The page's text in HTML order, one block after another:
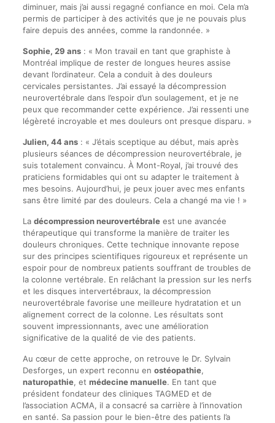
diminuer, mais j’ai aussi regagné confiance en moi. Cela m’a
permis de participer à des activités que je ne pouvais plus
faire depuis des années, comme la randonnée. »
Sophie, 29 ans: « Mon travail en tant que graphiste à
Montréal implique de rester de longues heures assise
devant l’ordinateur. Cela a conduit à des douleurs
cervicales persistantes. J’ai essayé la décompression
neurovertébrale dans l’espoir d’un soulagement, et je ne
peux que recommander cette expérience. J’ai ressenti une
légèreté incroyable et mes douleurs ont presque disparu. »
Julien, 44 ans: « J’étais sceptique au début, mais après
plusieurs séances de décompression neurovertébrale, je
suis totalement convaincu. À Mont-Royal, j’ai trouvé des
praticiens formidables qui ont su adapter le traitement à
mes besoins. Aujourd’hui, je peux jouer avec mes enfants
sans être limité par des douleurs. Cela a changé ma vie ! »
La décompression neurovertébraleest une avancée
thérapeutique qui transforme la manière de traiter les
douleurs chroniques. Cette technique innovante repose
sur des principes scientifiques rigoureux et représente un
espoir pour de nombreux patients souffrant de troubles de
la colonne vertébrale. En relâchant la pression sur les nerfs
et les disques intervertébraux, la décompression
neurovertébrale favorise une meilleure hydratation et un
alignement correct de la colonne. Les résultats sont
souvent impressionnants, avec une amélioration
significative de la qualité de vie des patients.
Au cœur de cette approche, on retrouve le Dr. Sylvain
Desforges, un expert reconnu en ostéopathie,
naturopathie, et médecine manuelle. En tant que
président fondateur des cliniques TAGMED et de
l’association ACMA, il a consacré sa carrière à l’innovation
en santé. Sa passion pour le bien-être des patients l’a